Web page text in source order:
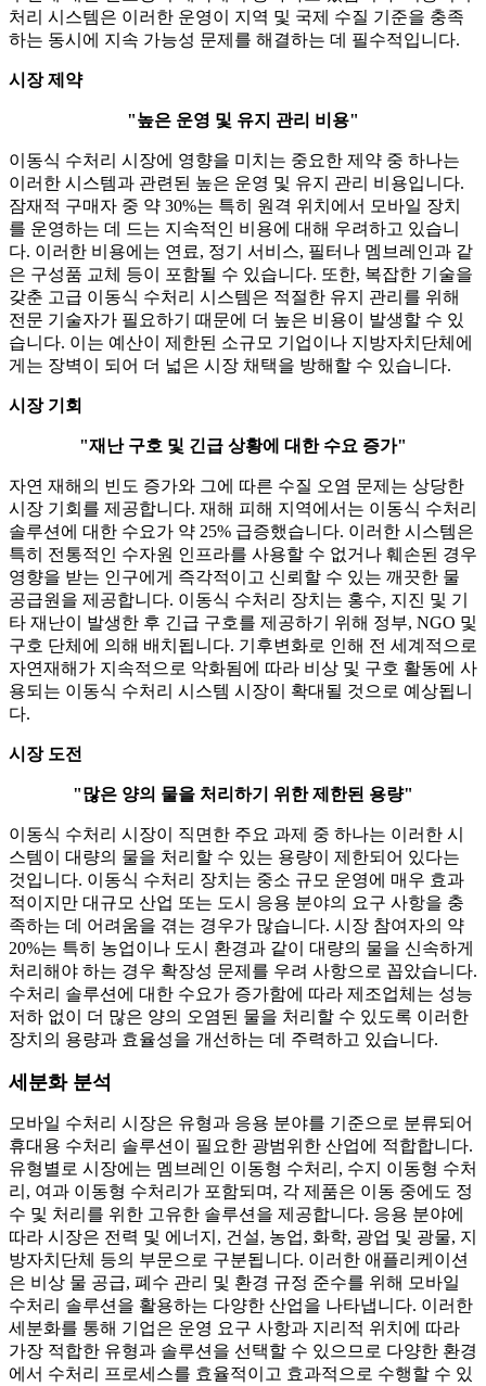
처리 시스템은 이러한 운영이 지역 및 국제 수질 기준을 충족
하는 동시에 지속 가능성 문제를 해결하는 데 필수적입니다.
시장 제약
"높은 운영 및 유지 관리 비용"
이동식 수처리 시장에 영향을 미치는 중요한 제약 중 하나는
이러한 시스템과 관련된 높은 운영 및 유지 관리 비용입니다.
잠재적 구매자 중 약 30%는 특히 원격 위치에서 모바일 장치
를 운영하는 데 드는 지속적인 비용에 대해 우려하고 있습니
다. 이러한 비용에는 연료, 정기 서비스, 필터나 멤브레인과 같
은 구성품 교체 등이 포함될 수 있습니다. 또한, 복잡한 기술을
갖춘 고급 이동식 수처리 시스템은 적절한 유지 관리를 위해
전문 기술자가 필요하기 때문에 더 높은 비용이 발생할 수 있
습니다. 이는 예산이 제한된 소규모 기업이나 지방자치단체에
게는 장벽이 되어 더 넓은 시장 채택을 방해할 수 있습니다.
시장 기회
"재난 구호 및 긴급 상황에 대한 수요 증가"
자연 재해의 빈도 증가와 그에 따른 수질 오염 문제는 상당한
시장 기회를 제공합니다. 재해 피해 지역에서는 이동식 수처리
솔루션에 대한 수요가 약 25% 급증했습니다. 이러한 시스템은
특히 전통적인 수자원 인프라를 사용할 수 없거나 훼손된 경우
영향을 받는 인구에게 즉각적이고 신뢰할 수 있는 깨끗한 물
공급원을 제공합니다. 이동식 수처리 장치는 홍수, 지진 및 기
타 재난이 발생한 후 긴급 구호를 제공하기 위해 정부, NGO 및
구호 단체에 의해 배치됩니다. 기후변화로 인해 전 세계적으로
자연재해가 지속적으로 악화됨에 따라 비상 및 구호 활동에 사
용되는 이동식 수처리 시스템 시장이 확대될 것으로 예상됩니
다.
시장 도전
"많은 양의 물을 처리하기 위한 제한된 용량"
이동식 수처리 시장이 직면한 주요 과제 중 하나는 이러한 시
스템이 대량의 물을 처리할 수 있는 용량이 제한되어 있다는
것입니다. 이동식 수처리 장치는 중소 규모 운영에 매우 효과
적이지만 대규모 산업 또는 도시 응용 분야의 요구 사항을 충
족하는 데 어려움을 겪는 경우가 많습니다. 시장 참여자의 약
20%는 특히 농업이나 도시 환경과 같이 대량의 물을 신속하게
처리해야 하는 경우 확장성 문제를 우려 사항으로 꼽았습니다.
수처리 솔루션에 대한 수요가 증가함에 따라 제조업체는 성능
저하 없이 더 많은 양의 오염된 물을 처리할 수 있도록 이러한
장치의 용량과 효율성을 개선하는 데 주력하고 있습니다.
세분화 분석
모바일 수처리 시장은 유형과 응용 분야를 기준으로 분류되어
휴대용 수처리 솔루션이 필요한 광범위한 산업에 적합합니다.
유형별로 시장에는 멤브레인 이동형 수처리, 수지 이동형 수처
리, 여과 이동형 수처리가 포함되며, 각 제품은 이동 중에도 정
수 및 처리를 위한 고유한 솔루션을 제공합니다. 응용 분야에
따라 시장은 전력 및 에너지, 건설, 농업, 화학, 광업 및 광물, 지
방자치단체 등의 부문으로 구분됩니다. 이러한 애플리케이션
은 비상 물 공급, 폐수 관리 및 환경 규정 준수를 위해 모바일
수처리 솔루션을 활용하는 다양한 산업을 나타냅니다. 이러한
세분화를 통해 기업은 운영 요구 사항과 지리적 위치에 따라
가장 적합한 유형과 솔루션을 선택할 수 있으므로 다양한 환경
에서 수처리 프로세스를 효율적이고 효과적으로 수행할 수 있